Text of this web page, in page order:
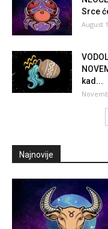
Srce
August
kad...
Najnovije